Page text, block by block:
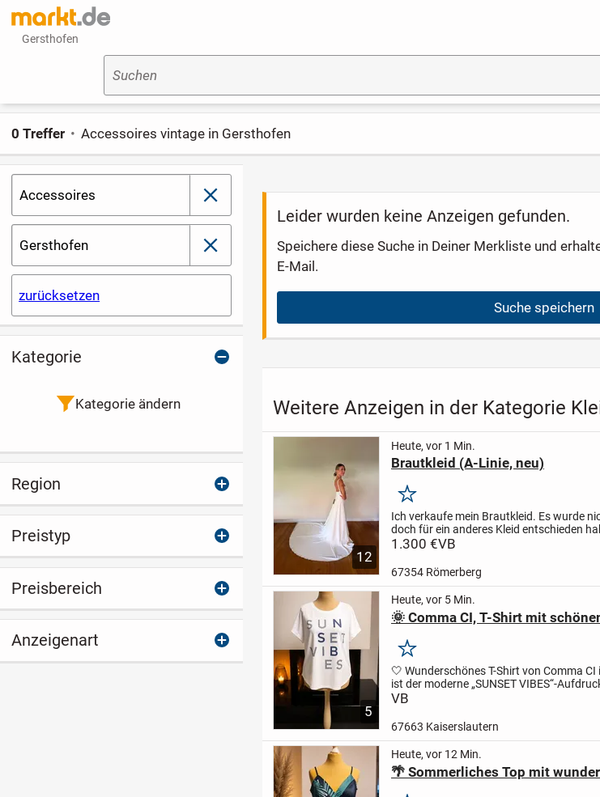
Gersthofen
Suchen
Accessoires schließen
Gersthofen schließen
zurücksetzen
0 Treffer Accessoires vintage in Gersthofen
Leider wurden keine Anzeigen gefunden.
Speichere diese Suche in Deiner Merkliste und
E-Mail.
Suche speichern
Weitere Anzeigen in der Kategorie
12
Heute, vor 1 Min.
Brautkleid (A-Linie, neu)
Merken
Ich verkaufe mein Brautkleid. Es wurde
doch für ein anderes Kleid entschieden
Armenlange SchleppeGröße 38wurde
1.300 €VB
67354 Römerberg
5
Heute, vor 5 Min.
🌞 Comma CI, T-Shirt mit
Merken
🤍 Wunderschönes T-Shirt von Comma CI
ist der moderne „SUNSET VIBES“-
Neu und ungetragen
VB
67663 Kaiserslautern
Heute, vor 12 Min.
🌴 Sommerliches Top mit
Kategorie
Kategorie ändern
Region
Preistyp
Preisbereich
Anzeigenart